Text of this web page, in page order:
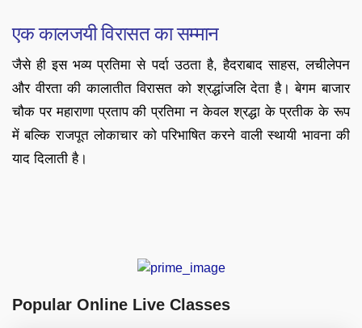
एक कालजयी विरासत का सम्मान
जैसे ही इस भव्य प्रतिमा से पर्दा उठता है, हैदराबाद साहस, लचीलेपन
और वीरता की कालातीत विरासत को श्रद्धांजलि देता है। बेगम बाजार
चौक पर महाराणा प्रताप की प्रतिमा न केवल श्रद्धा के प्रतीक के रूप
में बल्कि राजपूत लोकाचार को परिभाषित करने वाली स्थायी भावना की
याद दिलाती है।
Popular Online Live Classes